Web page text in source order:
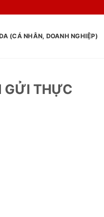
(CÁ NHÂN, DOANH NGHIỆP)
GỬI THỰC